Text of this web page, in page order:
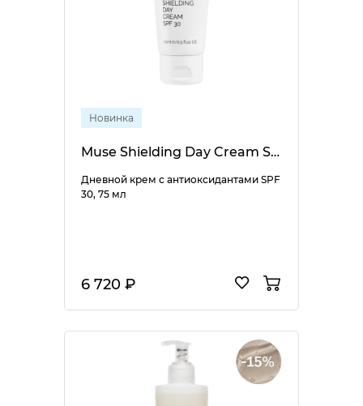
Новинка
Muse Shielding Day Cream SPF 30
Дневной крем с антиоксидантами SPF
30, 75 мл
6 720 ₽